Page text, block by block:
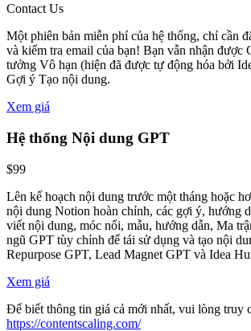
Contact Us
Một phiên bản miễn phí của hệ thống, chỉ cần
và kiểm tra email của bạn! Bạn vẫn nhận được
tưởng Vô hạn (hiện đã được tự động hóa bởi
Gợi ý Tạo nội dung.
Xem giá
Hệ thống Nội dung GPT
$99
Lên kế hoạch nội dung trước một tháng hoặc
nội dung Notion hoàn chỉnh, các gợi ý, hướng
viết nội dung, móc nối, mẫu, hướng dẫn, Ma
ngũ GPT tùy chỉnh để tái sử dụng và tạo nội
Repurpose GPT, Lead Magnet GPT và Idea
Xem giá
Để biết thông tin giá cả mới nhất, vui lòng truy
https://contentscaling.com/